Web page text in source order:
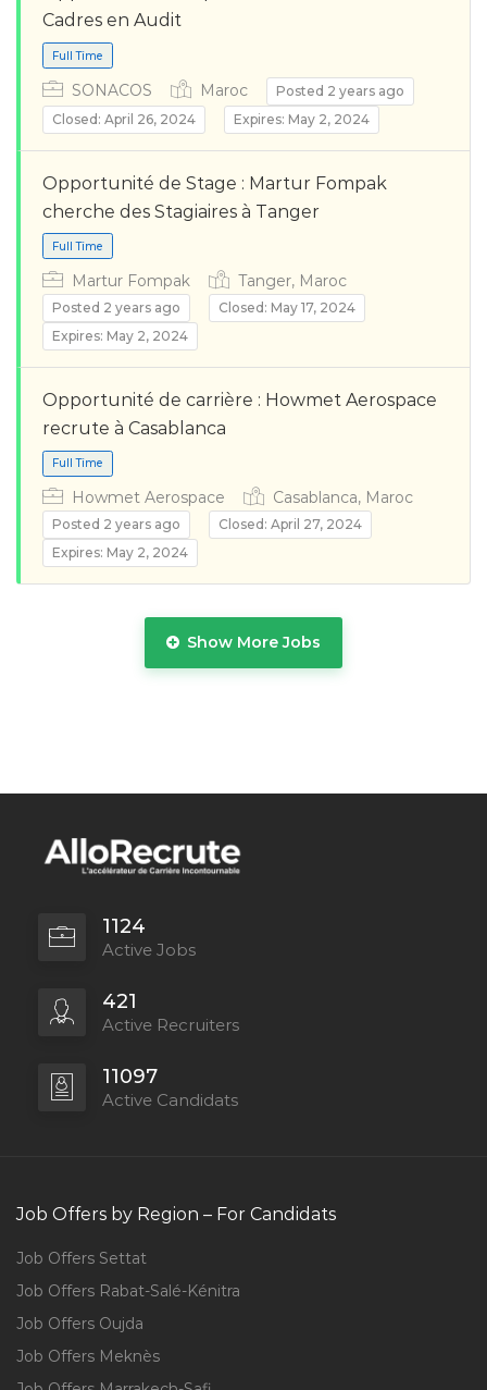
Full Time
Cadres en Audit
Full Time
SONACOS Maroc
Posted 2 years ago
Closed: April 26, 2024
Expires: May 2, 2024
Opportunité de Stage : Martur Fompak
cherche des Stagiaires à Tanger
Martur Fompak Tanger, Maroc
Posted 2 years ago
Closed: May 17, 2024
Expires: May 2, 2024
Opportunité de carrière : Howmet Aerospace
recrute à Casablanca
Howmet Aerospace Casablanca, Maroc
Posted 2 years ago
Closed: April 27, 2024
Expires: May 2, 2024
Show More Jobs
1124
Active Jobs
421
Active Recruiters
11097
Active Candidats
Job Offers by Region – For Candidats
Job Offers Settat
Job Offers Rabat-Salé-Kénitra
Job Offers Oujda
Job Offers Meknès